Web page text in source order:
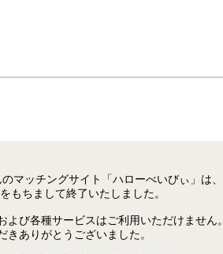
マッチングサイト「ハローべいびぃ」は、
もちまして終了いたしました。
よび各種サービスはご利用いただけません
きありがとうございました。